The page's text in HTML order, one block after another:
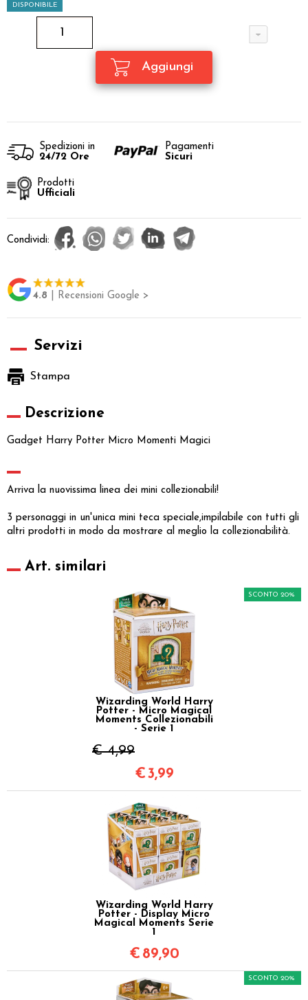
DISPONIBILE
Spedizioni in
24/72 Ore
Pagamenti
Sicuri
Prodotti
Ufficiali
Condividi:
4.8 | Recensioni Google >
Servizi
Stampa
Descrizione
Gadget Harry Potter Micro Momenti Magici
Arriva la nuovissima linea dei mini collezionabili!
3 personaggi in un'unica mini teca speciale,impilabile con tutti gli
altri prodotti in modo da mostrare al meglio la collezionabilità.
Art. similari
Wizarding World Harry
Potter - Micro Magical
Moments Collezionabili
- Serie 1
€ 4,99
SCONTO 20%
€3,99
Wizarding World Harry
Potter - Display Micro
Magical Moments Serie
1
€ 89,90
SCONTO 20%